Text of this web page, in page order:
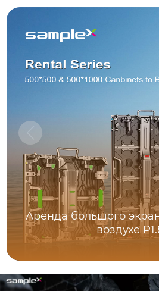
Аренда большого
воздухе